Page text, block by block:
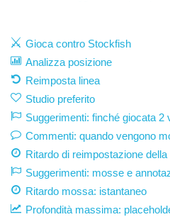
Gioca contro Stockfish
Analizza posizione
Reimposta linea
Studio preferito
Suggerimenti: finché giocata 2
Commenti: quando vengono
Ritardo di reimpostazione
Suggerimenti: mosse e
Ritardo mossa: istantaneo
Profondità massima: